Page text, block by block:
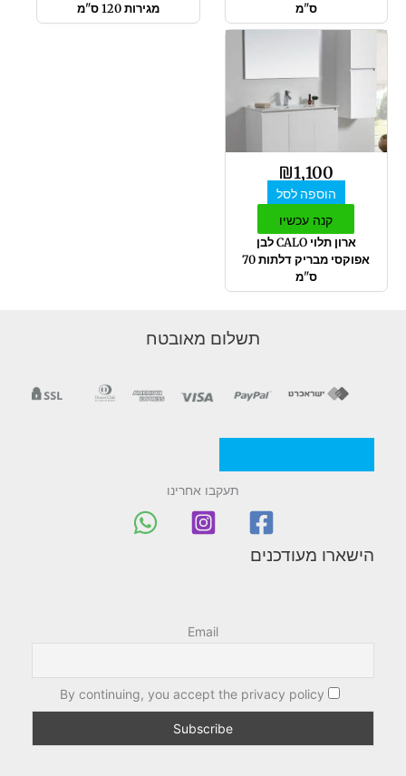
ס"מ
מגירות 120 ס"מ
₪1,100
הוספה לסל
קנה עכשיו
ארון תלוי CALO לבן
אפוקסי מבריק דלתות 70
ס"מ
תשלום מאובטח
תעקבו אחרינו
הישארו מעודכנים
Email
By continuing, you accept the privacy policy